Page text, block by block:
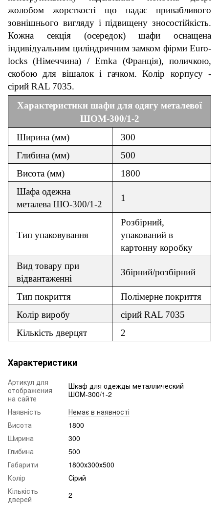
жолобом жорсткості що надає привабливого
зовнішнього вигляду і підвищену зносостійкість.
Кожна секція (осередок) шафи оснащена
індивідуальним циліндричним замком фірми Euro-
locks (Німеччина) / Emka (Франція), поличкою,
скобою для вішалок і гачком.Колір корпусу -
сірий RAL 7035.
Характеристики шафи для одягу металевої
ШОМ-300/1-2
Ширина (мм)
300
Глибина (мм)
500
Висота (мм)
1800
Шафа одежна
металева ШО-300/1-2
1
Тип упаковування
Розбірний,
упакований в
картонну коробку
Вид товару при
відвантаженні
Збірний/розбірний
Тип покриття
Полімерне покриття
Колір виробу
сірий RAL 7035
Кількість дверцят
2
Характеристики
Артикул для
отображения
на сайте
Шкаф для одежды металлический
ШОМ-300/1-2
Наявність
Немає в наявності
Висота
1800
Ширина
300
Глибина
500
Габарити
1800х300х500
Колір
Сірий
Кількість
дверей
2